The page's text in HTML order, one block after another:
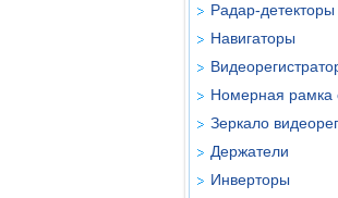
Радар-детекторы
Навигаторы
Номерная рамка
Зеркало
Держатели
Инверторы